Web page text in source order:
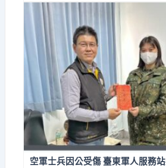
空軍士兵因公受傷 臺東軍人服務